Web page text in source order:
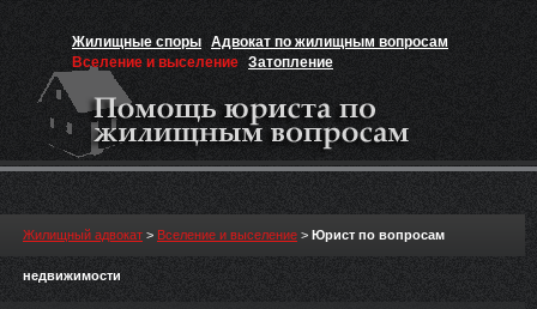
Жилищные споры Адвокат по жилищным вопросам
Вселение и выселение Затопление
Признание прав на жильё
Жилищный адвокат > Вселение и выселение > Юрист по вопросам
недвижимости